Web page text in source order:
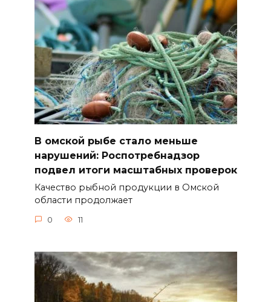
В омской рыбе стало меньше
нарушений: Роспотребнадзор
подвел итоги масштабных проверок
Качество рыбной продукции в Омской
области продолжает
0 11